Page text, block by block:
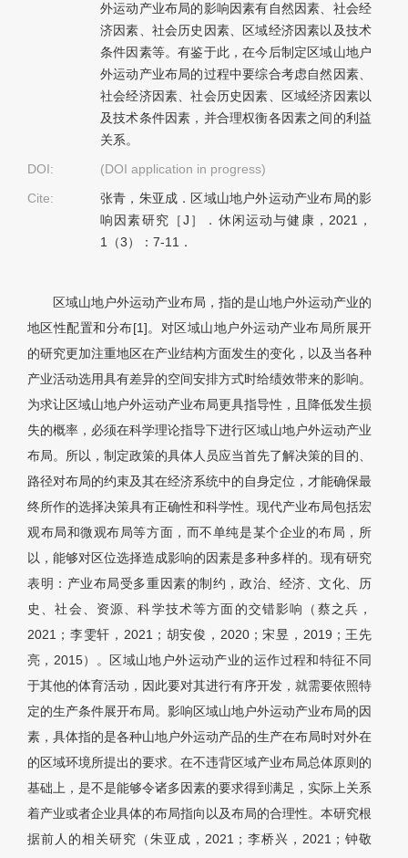
外运动产业布局的影响因素有自然因素、社会经
济因素、社会历史因素、区域经济因素以及技术
条件因素等。有鉴于此，在今后制定区域山地户
外运动产业布局的过程中要综合考虑自然因素、
社会经济因素、社会历史因素、区域经济因素以
及技术条件因素，并合理权衡各因素之间的利益
关系。
DOI:
(DOI application in progress)
Cite:
张青，朱亚成．区域山地户外运动产业布局的影
响因素研究［J］．休闲运动与健康，2021，
1（3）：7-11．
区域山地户外运动产业布局，指的是山地户外运动产业的
地区性配置和分布[1]。对区域山地户外运动产业布局所展开
的研究更加注重地区在产业结构方面发生的变化，以及当各种
产业活动选用具有差异的空间安排方式时给绩效带来的影响。
为求让区域山地户外运动产业布局更具指导性，且降低发生损
失的概率，必须在科学理论指导下进行区域山地户外运动产业
布局。所以，制定政策的具体人员应当首先了解决策的目的、
路径对布局的约束及其在经济系统中的自身定位，才能确保最
终所作的选择决策具有正确性和科学性。现代产业布局包括宏
观布局和微观布局等方面，而不单纯是某个企业的布局，所
以，能够对区位选择造成影响的因素是多种多样的。现有研究
表明：产业布局受多重因素的制约，政治、经济、文化、历
史、社会、资源、科学技术等方面的交错影响（蔡之兵，
2021；李雯轩，2021；胡安俊，2020；宋昱，2019；王先
亮，2015）。区域山地户外运动产业的运作过程和特征不同
于其他的体育活动，因此要对其进行有序开发，就需要依照特
定的生产条件展开布局。影响区域山地户外运动产业布局的因
素，具体指的是各种山地户外运动产品的生产在布局时对外在
的区域环境所提出的要求。在不违背区域产业布局总体原则的
基础上，是不是能够令诸多因素的要求得到满足，实际上关系
着产业或者企业具体的布局指向以及布局的合理性。本研究根
据前人的相关研究（朱亚成，2021；李桥兴，2021；钟敬